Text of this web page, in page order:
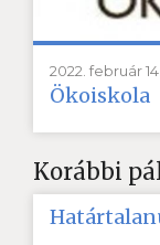
Korábbi
2022. február
Ökoiskola